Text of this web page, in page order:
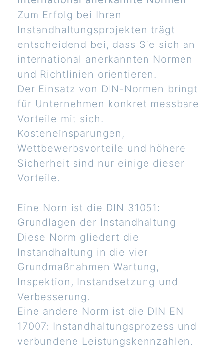
Zum Erfolg bei Ihren
Instandhaltungsprojekten trägt
entscheidend bei, dass Sie sich an
international anerkannten Normen
und Richtlinien orientieren.
Der Einsatz von DIN-Normen bringt
für Unternehmen konkret messbare
Vorteile mit sich.
Kosteneinsparungen,
Wettbewerbsvorteile und höhere
Sicherheit sind nur einige dieser
Vorteile.
Eine Norn ist die DIN 31051:
Grundlagen der Instandhaltung
Diese Norm gliedert die
Instandhaltung in die vier
Grundmaßnahmen Wartung,
Inspektion, Instandsetzung und
Verbesserung.
Eine andere Norm ist die DIN EN
17007: Instandhaltungsprozess und
verbundene Leistungskennzahlen.